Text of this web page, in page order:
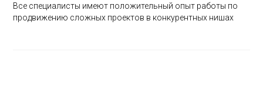
Все специалисты имеют положительный опыт работы по
продвижению сложных проектов в конкурентных нишах